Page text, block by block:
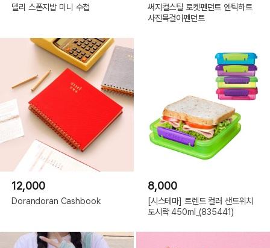
델리 스폰지밥 미니 수첩
써지컬스틸 로켓펜던트 엔틱하트
사진목걸이펜던트
12,000
Dorandoran Cashbook
8,000
[시스테마] 트렌드 컬러 샌드위치
도시락 450ml_(835441)